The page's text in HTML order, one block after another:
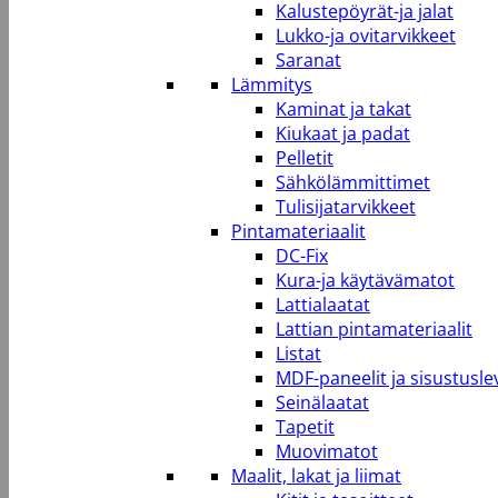
Kalustepöyrät-ja jalat
Lukko-ja ovitarvikkeet
Saranat
Lämmitys
Kaminat ja takat
Kiukaat ja padat
Pelletit
Sähkölämmittimet
Tulisijatarvikkeet
Pintamateriaalit
DC-Fix
Kura-ja käytävämatot
Lattialaatat
Lattian pintamateriaalit
Listat
MDF-paneelit ja
Seinälaatat
Tapetit
Muovimatot
Maalit, lakat ja liimat